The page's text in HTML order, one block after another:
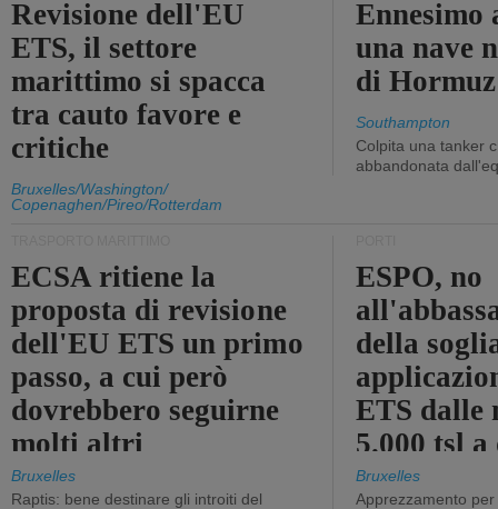
Revisione dell'EU
ETS, il settore
marittimo si spacca
tra cauto favore e
critiche
Bruxelles/Washington/
Copenaghen/Pireo/Rotterdam
Ennesimo
una nave
di Hormuz
Southampton
Colpita una tanker
abbandonata
ECSA ritiene la
proposta di revisione
dell'EU ETS un primo
passo, a cui però
dovrebbero seguirne
molti altri
Bruxelles
Raptis: bene destinare gli introiti del
ESPO, no
della
ETS dalle
5.000 tsl
400 tsl
Bruxelles
Apprezzamento